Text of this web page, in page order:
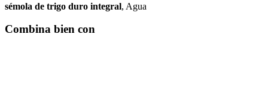
sémola de trigo duro integral, Agua
Combina bien con